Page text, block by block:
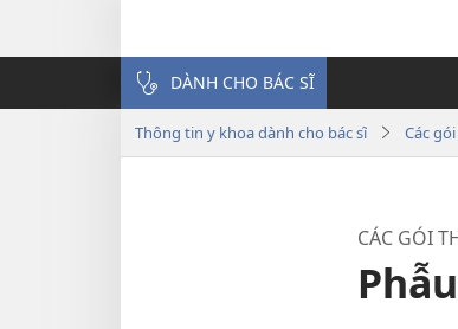
DÀNH CHO BÁC SĨ
Thông tin y khoa dành cho bác sĩ Các
CÁC GÓI